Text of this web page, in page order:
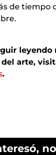
de tiempo
leyendo
arte,
.